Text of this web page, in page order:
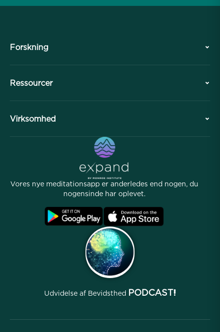
Forskning
Professionel Division
Artikler
Ressourcer
Affiliate Program
Virksomhed
Ofte stillede spørgsmål
Betingelser
Vores nye meditationsapp er anderledes end nogen, du
nogensinde har oplevet.
Udvidelse af Bevidsthed PODCAST!